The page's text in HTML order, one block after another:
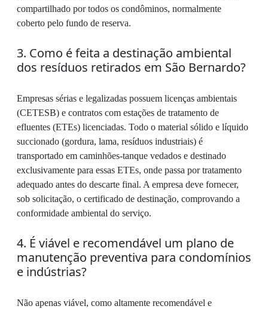
compartilhado por todos os condôminos, normalmente
coberto pelo fundo de reserva.
3. Como é feita a destinação ambiental
dos resíduos retirados em São Bernardo?
Empresas sérias e legalizadas possuem licenças ambientais
(CETESB) e contratos com estações de tratamento de
efluentes (ETEs) licenciadas. Todo o material sólido e líquido
succionado (gordura, lama, resíduos industriais) é
transportado em caminhões-tanque vedados e destinado
exclusivamente para essas ETEs, onde passa por tratamento
adequado antes do descarte final. A empresa deve fornecer,
sob solicitação, o certificado de destinação, comprovando a
conformidade ambiental do serviço.
4. É viável e recomendável um plano de
manutenção preventiva para condomínios
e indústrias?
Não apenas viável, como altamente recomendável e